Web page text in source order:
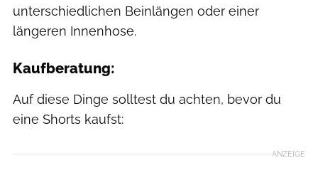
unterschiedlichen Beinlängen oder einer
längeren Innenhose.
Kaufberatung:
Auf diese Dinge solltest du achten, bevor du
eine Shorts kaufst:
ANZEIGE